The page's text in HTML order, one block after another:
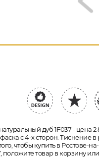
дуб 1F037 - цена 2
с 4-х сторон. Тиснение в
чтобы купить в Ростове-
положите товар в корзину